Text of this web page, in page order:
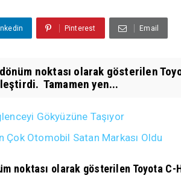
Pinterest Email
noktası olarak gösterilen
Tamamen yen...
Gökyüzüne Taşıyor
Çok Otomobil Satan Markası Oldu
noktası olarak gösterilen Toyota C-